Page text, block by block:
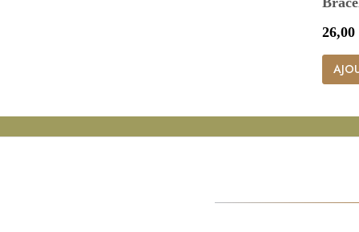
Prix
26,00